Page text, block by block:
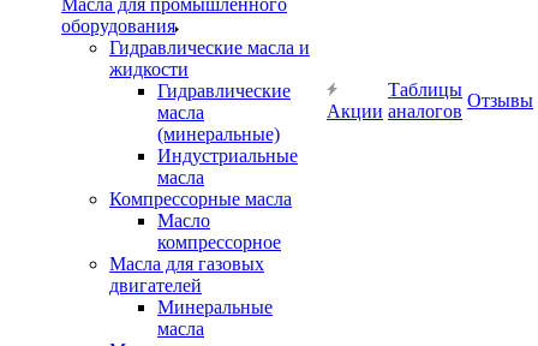
Масла для промышленного
оборудования
Гидравлические масла и
жидкости
Гидравлические
масла
(минеральные)
Индустриальные
масла
Компрессорные масла
Масло
компрессорное
Масла для газовых
двигателей
Минеральные
масла
Акции
Таблицы
аналогов
Отзывы